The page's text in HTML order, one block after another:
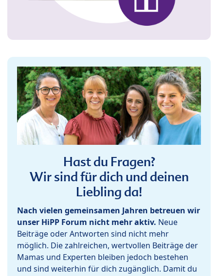
Hast du Fragen?
Wir sind für dich und deinen
Liebling da!
Nach vielen gemeinsamen Jahren betreuen wir
unser HiPP Forum nicht mehr aktiv. Neue
Beiträge oder Antworten sind nicht mehr
möglich. Die zahlreichen, wertvollen Beiträge der
Mamas und Experten bleiben jedoch bestehen
und sind weiterhin für dich zugänglich. Damit du